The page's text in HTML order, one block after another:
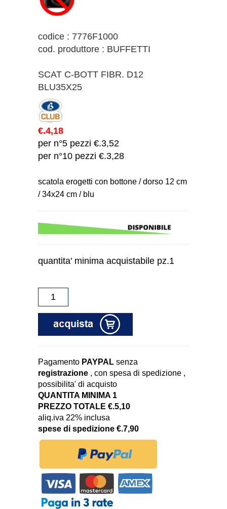
codice : 7776F1000
cod. produttore : BUFFETTI
SCAT C-BOTT FIBR. D12
BLU35X25
€.4,18
per n°5 pezzi €.3,52
per n°10 pezzi €.3,28
scatola erogetti con bottone / dorso 12 cm
/ 34x24 cm / blu
quantita' minima acquistabile pz.1
Pagamento PAYPAL senza
registrazione , con spesa di spedizione ,
possibilita' di acquisto
QUANTITA MINIMA 1
PREZZO TOTALE €.5,10
aliq.iva 22% inclusa
spese di spedizione €.7,90